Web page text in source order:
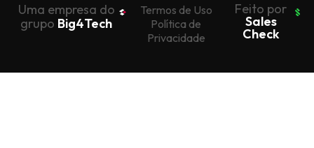
Uma empresa do
grupo Big4Tech
Termos de Uso
Política de
Privacidade
Feito por
Sales
Check